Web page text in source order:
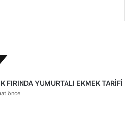
FIRINDA YUMURTALI EKMEK TARİFİ
önce